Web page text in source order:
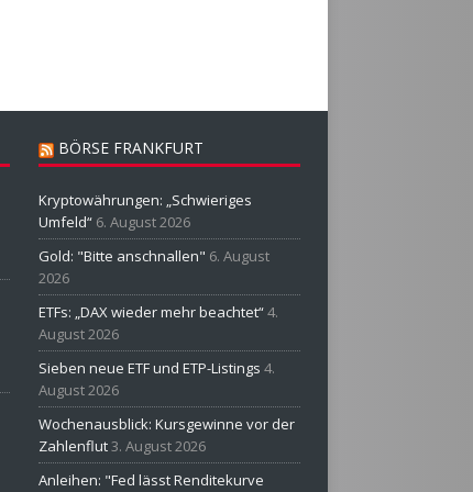
BÖRSE FRANKFURT
Kryptowährungen: „Schwieriges
Umfeld“ 6. August 2026
Gold: "Bitte anschnallen" 6. August
2026
ETFs: „DAX wieder mehr beachtet“4.
August 2026
Sieben neue ETF und ETP-Listings 4.
August 2026
Wochenausblick: Kursgewinne vor der
Zahlenflut3. August 2026
Anleihen: "Fed lässt Renditekurve